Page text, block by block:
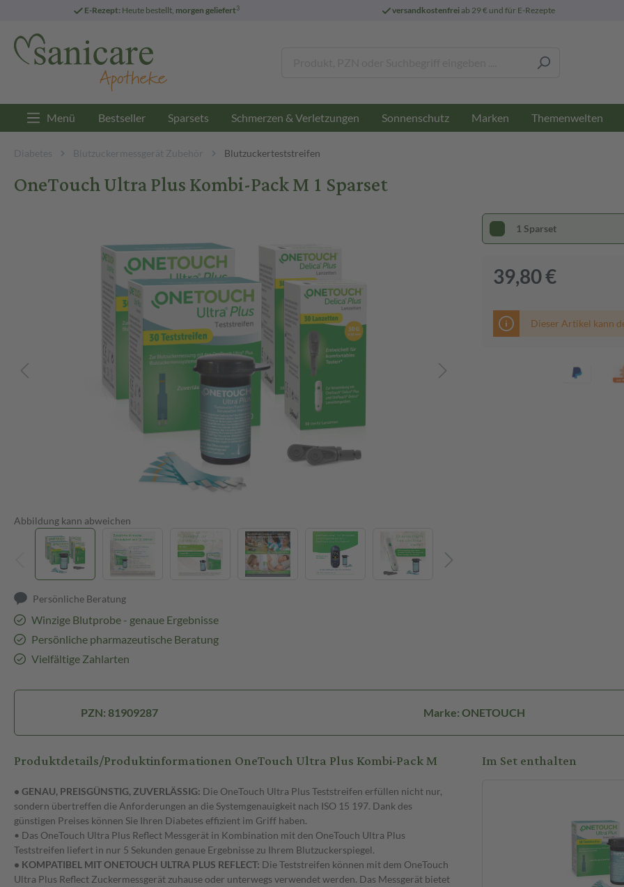
E-Rezept: Heute bestellt, morgen geliefert3 versandkostenfreiab 29 € und für E-Rezepte
Menü Bestseller Sparsets Schmerzen & Verletzungen Sonnenschutz Marken Themenwelten
Diabetes Blutzuckermessgerät Zubehör Blutzuckerteststreifen
OneTouch Ultra Plus Kombi-Pack M 1 Sparset
Abbildung kann abweichen
Persönliche Beratung
Winzige Blutprobe - genaue Ergebnisse
Persönliche pharmazeutische Beratung
Vielfältige Zahlarten
1 Sparset
39,80 €
Dieser Artikel kann
PZN: 81909287 Marke: ONETOUCH
Produktdetails/Produktinformationen OneTouch Ultra Plus Kombi-Pack M
• GENAU, PREISGÜNSTIG, ZUVERLÄSSIG: Die OneTouch Ultra Plus Teststreifen erfüllen nicht nur,
sondern übertreffen die Anforderungen an die Systemgenauigkeit nach ISO 15 197. Dank des
günstigen Preises können Sie Ihren Diabetes effizient im Griff haben.
• Das OneTouch Ultra Plus Reflect Messgerät in Kombination mit den OneTouch Ultra Plus
Teststreifen liefert in nur 5 Sekunden genaue Ergebnisse zu Ihrem Blutzuckerspiegel.
• KOMPATIBEL MIT ONETOUCH ULTRA PLUS REFLECT: Die Teststreifen können mit dem OneTouch
Ultra Plus Reflect Zuckermessgerät zuhause oder unterwegs verwendet werden. Das Messgerät bietet
Im Set enthalten